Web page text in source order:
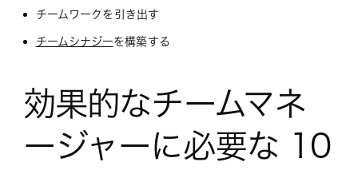
チームワークを引き出す
チームシナジーを構築する
効果的なチームマネ
ージャーに必要な 10